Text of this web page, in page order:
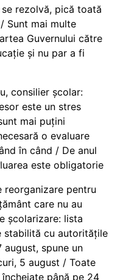
rezolvă, pică toată
Sunt mai multe
Guvernului către
și nu par a fi
consilier școlar:
este un stres
mai puțini
o evaluare
în când / De anul
este obligatorie
reorganizare pentru
care nu au
școlarizare: lista
stabilită cu autoritățile
august, spune un
5 august / Toate
până pe 24